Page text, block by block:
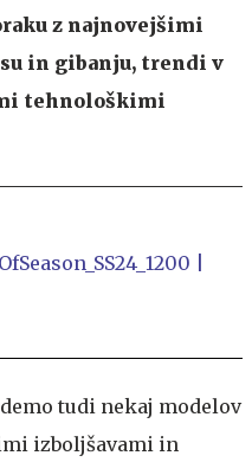
z najnovejšimi
in gibanju, trendi v
tehnološkimi
tudi nekaj modelov
izboljšavami in